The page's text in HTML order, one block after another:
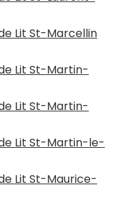
Lit St-Marcellin
Lit St-Martin-
Lit St-Martin-
Lit St-Martin-le-
Lit St-Maurice-